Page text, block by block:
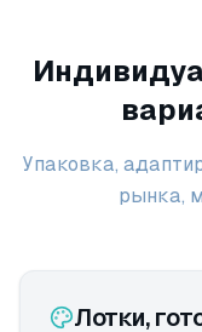
Упаковка,
рынка,
Лотки,